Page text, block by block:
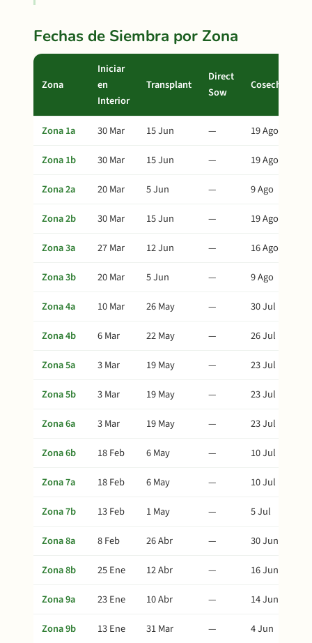
Fechas de Siembra por Zona
Zona
Iniciar
en
Interior
Transplant
Direct
Sow
Cosecha
Zona 1a 30 Mar 15 Jun —
19 Ago
Zona 1b
30 Mar 15 Jun —
19 Ago
Zona 2a
20 Mar 5 Jun —
9 Ago
Zona 2b
30 Mar 15 Jun —
19 Ago
Zona 3a
27 Mar 12 Jun —
16 Ago
Zona 3b
20 Mar 5 Jun —
9 Ago
Zona 4a
10 Mar 26 May —
30 Jul
Zona 4b
6 Mar 22 May —
26 Jul
Zona 5a
3 Mar 19 May —
23 Jul
Zona 5b
3 Mar 19 May —
23 Jul
Zona 6a
3 Mar 19 May —
23 Jul
Zona 6b
18 Feb 6 May —
10 Jul
Zona 7a
18 Feb 6 May —
10 Jul
Zona 7b
13 Feb 1 May —
5 Jul
Zona 8a
8 Feb 26 Abr —
30 Jun
Zona 8b
25 Ene 12 Abr —
16 Jun
Zona 9a
23 Ene 10 Abr —
14 Jun
Zona 9b
13 Ene 31 Mar — 4 Jun